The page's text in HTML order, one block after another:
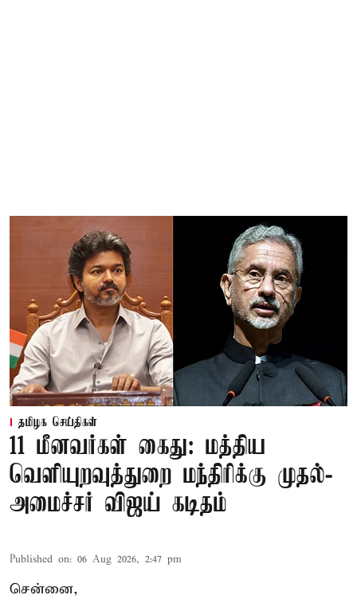
தமிழக செய்திகள்
11 மீனவர்கள் கைது: மத்திய
வெளியுறவுத்துறை மந்திரிக்கு முதல்-
அமைச்சர் விஜய் கடிதம்
Published on: 06 Aug 2026, 2:47 pm
சென்னை,